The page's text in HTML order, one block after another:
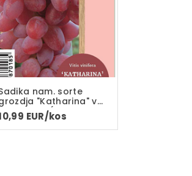
nam. sorte
"Katharina" v
C-2L(dvoletna
sadika)EUR/kos